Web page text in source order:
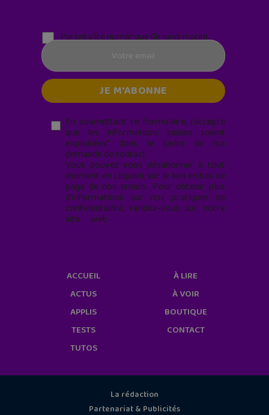
Parentalité numérique (le lundi matin)
En soumettant ce formulaire, j’accepte
que les informations saisies soient
exploitées* dans le cadre de ma
demande de contact.
Vous pouvez vous désabonner à tout
moment en cliquant sur le lien en bas de
page de nos emails. Pour obtenir plus
d'informations sur nos pratiques de
confidentialité, rendez-vous sur notre
site web
ACCUEIL
ACTUS
APPLIS
TESTS
TUTOS
À LIRE
À VOIR
BOUTIQUE
CONTACT
La rédaction
Partenariat & Publicités